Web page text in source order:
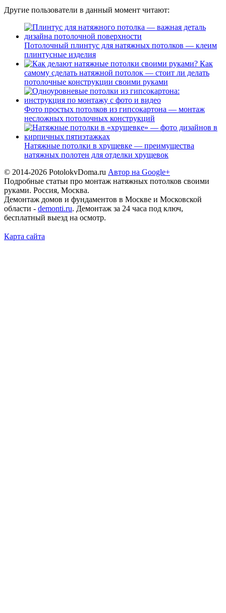
Другие пользователи в данный момент читают:
Потолочный плинтус для натяжных потолков — клеим
плинтусные изделия
Как
самому сделать натяжной потолок — стоит ли делать
потолочные конструкции своими руками
Фото простых потолков из гипсокартона — монтаж
несложных потолочных конструкций
Натяжные потолки в хрущевке — преимущества
натяжных полотен для отделки хрущевок
© 2014-2026 PotolokvDoma.ru Автор на Google+
Подробные статьи про монтаж натяжных потолков своими
руками. Россия, Москва.
Демонтаж домов и фундаментов в Москве и Московской
области - demonti.ru. Демонтаж за 24 часа под ключ,
бесплатный выезд на осмотр.
Карта сайта